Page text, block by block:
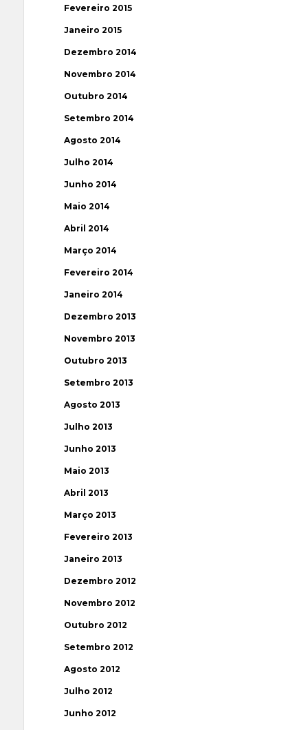
Fevereiro 2015
Janeiro 2015
Dezembro 2014
Novembro 2014
Outubro 2014
Setembro 2014
Agosto 2014
Julho 2014
Junho 2014
Maio 2014
Abril 2014
Março 2014
Fevereiro 2014
Janeiro 2014
Dezembro 2013
Novembro 2013
Outubro 2013
Setembro 2013
Agosto 2013
Julho 2013
Junho 2013
Maio 2013
Abril 2013
Março 2013
Fevereiro 2013
Janeiro 2013
Dezembro 2012
Novembro 2012
Outubro 2012
Setembro 2012
Agosto 2012
Julho 2012
Junho 2012